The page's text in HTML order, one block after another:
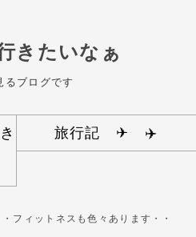
きたいなぁ
るブログです
旅行記 ✈ ✈️️︎
フィットネスも色々あります・・